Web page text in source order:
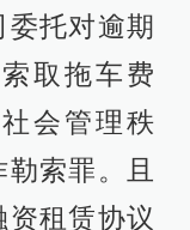
托对逾期
取拖车费
会管理秩
索罪。且
租赁协议